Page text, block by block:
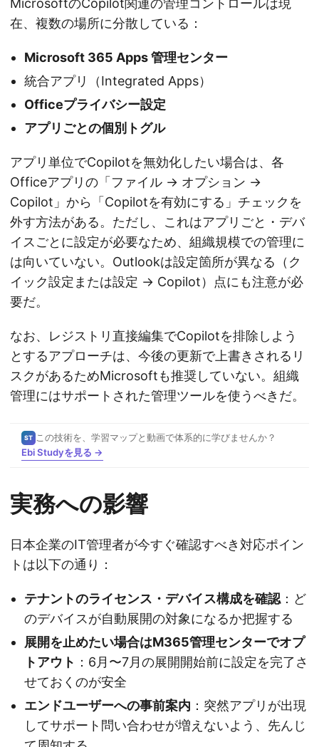
MicrosoftのCopilot関連の管理コントロールは現
在、複数の場所に分散している：
Microsoft 365 Apps 管理センター
統合アプリ（Integrated Apps）
Officeプライバシー設定
アプリごとの個別トグル
アプリ単位でCopilotを無効化したい場合は、各
Officeアプリの「ファイル → オプション →
Copilot」から「Copilotを有効にする」チェックを
外す方法がある。ただし、これはアプリごと・デバ
イスごとに設定が必要なため、組織規模での管理に
は向いていない。Outlookは設定箇所が異なる（ク
イック設定または設定 → Copilot）点にも注意が必
要だ。
なお、レジストリ直接編集でCopilotを排除しよう
とするアプローチは、今後の更新で上書きされるリ
スクがあるためMicrosoftも推奨していない。組織
管理にはサポートされた管理ツールを使うべきだ。
ST この技術を、学習マップと動画で体系的に学びませんか？
Ebi Studyを見る →
実務への影響
日本企業のIT管理者が今すぐ確認すべき対応ポイン
トは以下の通り：
テナントのライセンス・デバイス構成を確認：ど
のデバイスが自動展開の対象になるか把握する
展開を止めたい場合はM365管理センターでオプ
トアウト ：6月〜7月の展開開始前に設定を完了さ
せておくのが安全
エンドユーザーへの事前案内 ：突然アプリが出現
してサポート問い合わせが増えないよう、先んじ